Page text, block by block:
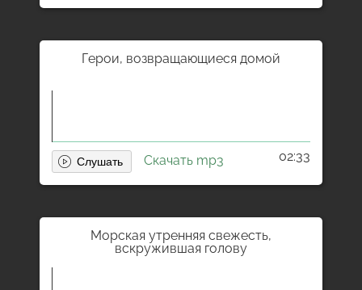
Герои, возвращающиеся домой
Скачать mp3 02:33
Морская утренняя свежесть,
вскружившая голову